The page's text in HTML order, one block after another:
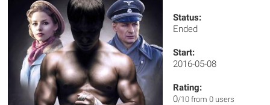
Status:
Ended
Start:
2016-05-08
Rating:
0/10 from 0 users